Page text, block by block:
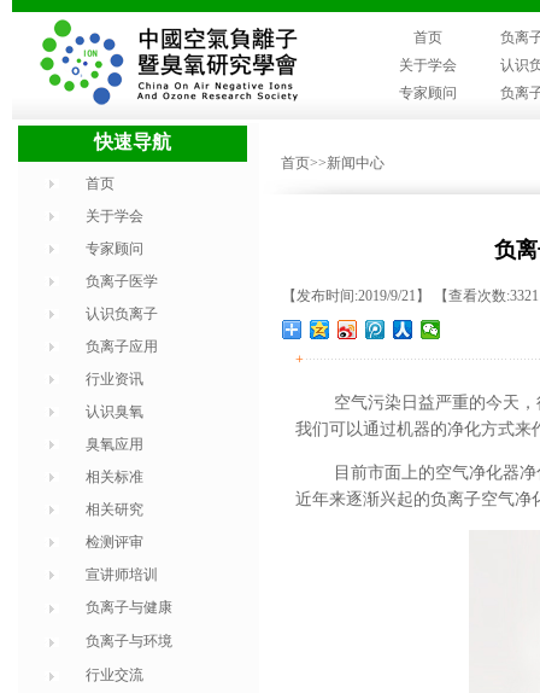
首页
负离
关于学会
认识
专家顾问
负离
快速导航
首页
关于学会
专家顾问
负离子医学
认识负离子
负离子应用
行业资讯
认识臭氧
臭氧应用
相关标准
相关研究
检测评审
宣讲师培训
负离子与健康
负离子与环境
行业交流
首页>>新闻中心
负
【发布时间:2019/9/21】 【查看次数
+
空气污染日益严重的今天
我们可以通过机器的净化方式来
目前市面上的空气净化器
近年来逐渐兴起的负离子空气净